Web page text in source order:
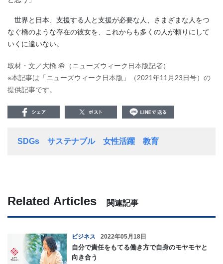
世界と日本、支援する人と支援が必要な人、さまざまな人をつ
なぐ橋のような存在の彼女を、これからも多くの人が頼りにして
いくに違いない。
取材・文／大橋 希（ニューズウィーク日本版記者）
※本記事は「ニューズウィーク日本版」（2021年11月23日号）の
提供記事です。
SDGs サステナブル 女性活躍 教育
Related Articles 関連記事
ビジネス 2022年05月18日
自分で責任をもてる働き方で自身のモヤモヤと
向き合う